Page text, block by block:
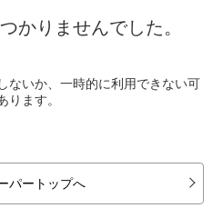
かりませんでした。
ないか、一時的に利用できない可
ります。
パートップへ